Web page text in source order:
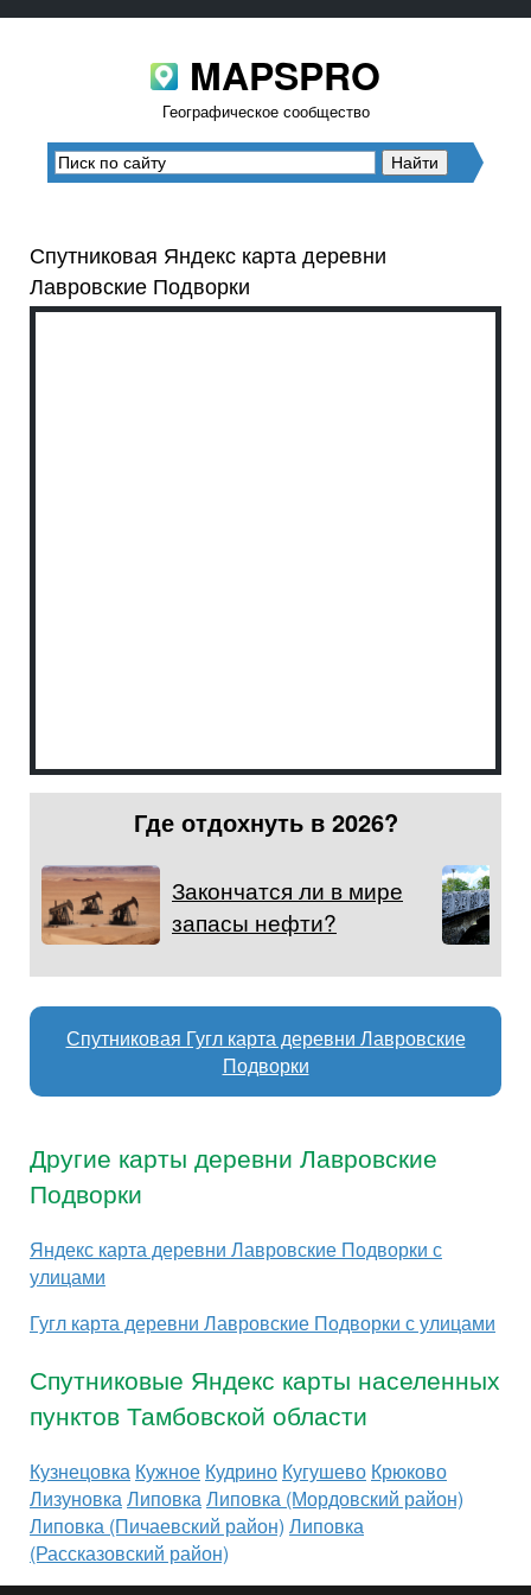
MAPSPRO
Географическое сообщество
Спутниковая Яндекс карта деревни
Лавровские Подворки
Где отдохнуть в 2026?
Закончатся ли в мире
запасы нефти?
Спутниковая Гугл карта деревни Лавровские
Подворки
Другие карты деревни Лавровские
Подворки
Яндекс карта деревни Лавровские Подворки с
улицами
Гугл карта деревни Лавровские Подворки с улицами
Спутниковые Яндекс карты населенных
пунктов Тамбовской области
Кузнецовка Кужное Кудрино Кугушево Крюково
Лизуновка Липовка Липовка (Мордовский район)
Липовка (Пичаевский район) Липовка
(Рассказовский район)